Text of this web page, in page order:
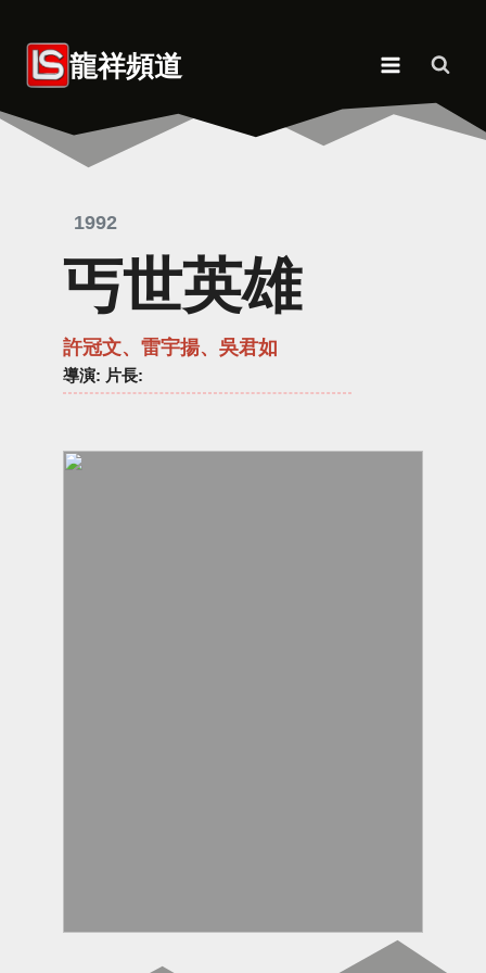
content 龍祥頻道
1992
丐世英雄
許冠文、雷宇揚、吳君如
導演: 片長: